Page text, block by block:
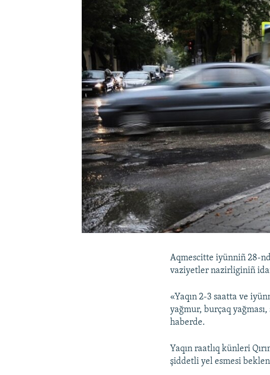
Aqmescitte iyünniñ 28-
vaziyetler nazirliginiñ
«Yaqın 2-3 saatta ve
yağmur, burçaq
haberde.
Yaqın raatlıq künleri
şiddetli yel esmesi